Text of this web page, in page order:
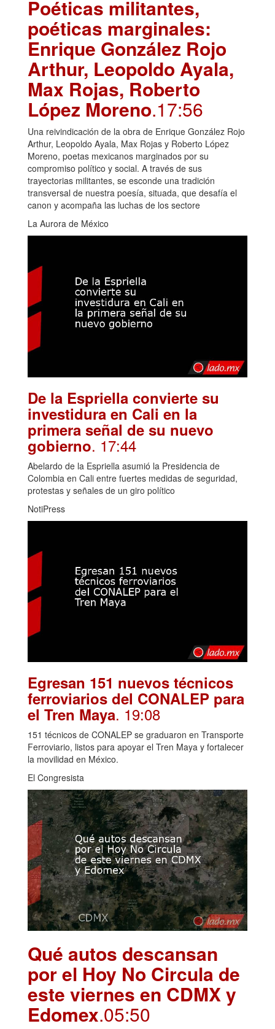
Poéticas militantes,
poéticas marginales:
Enrique González Rojo
Arthur, Leopoldo Ayala,
Max Rojas, Roberto
López Moreno.17:56
Una reivindicación de la obra de Enrique González Rojo
Arthur, Leopoldo Ayala, Max Rojas y Roberto López
Moreno, poetas mexicanos marginados por su
compromiso político y social. A través de sus
trayectorias militantes, se esconde una tradición
transversal de nuestra poesía, situada, que desafía el
canon y acompaña las luchas de los sectore
La Aurora de México
De la Espriella convierte su
investidura en Cali en la
primera señal de su nuevo
gobierno. 17:44
Abelardo de la Espriella asumió la Presidencia de
Colombia en Cali entre fuertes medidas de seguridad,
protestas y señales de un giro político
NotiPress
Egresan 151 nuevos técnicos
ferroviarios del CONALEP para
el Tren Maya. 19:08
151 técnicos de CONALEP se graduaron en Transporte
Ferroviario, listos para apoyar el Tren Maya y fortalecer
la movilidad en México.
El Congresista
Qué autos descansan
por el Hoy No Circula de
este viernes en CDMX y
Edomex.05:50